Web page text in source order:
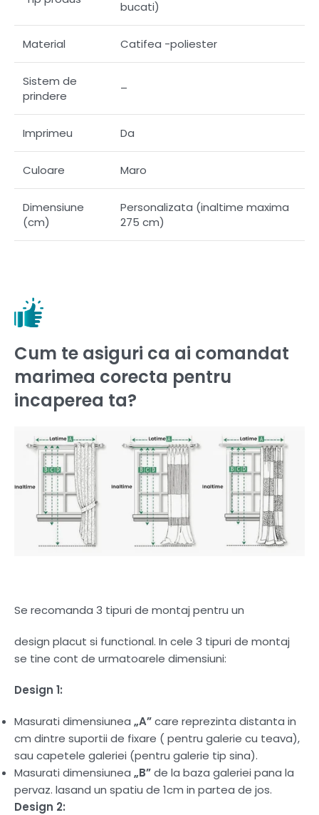
bucati)
Material Catifea -poliester
Sistem de
prindere
–
Imprimeu Da
Culoare Maro
Dimensiune
(cm)
Personalizata (inaltime maxima
275 cm)
Cum te asiguri ca ai comandat
marimea corecta pentru
incaperea ta?
Se recomanda 3 tipuri de montaj pentru un
design placut si functional. In cele 3 tipuri de montaj
se tine cont de urmatoarele dimensiuni:
Design 1:
Masurati dimensiunea „A”care reprezinta distanta in
cm dintre suportii de fixare ( pentru galerie cu teava),
sau capetele galeriei (pentru galerie tip sina).
Masurati dimensiunea „B”de la baza galeriei pana la
pervaz. lasand un spatiu de 1cm in partea de jos.
Design 2: